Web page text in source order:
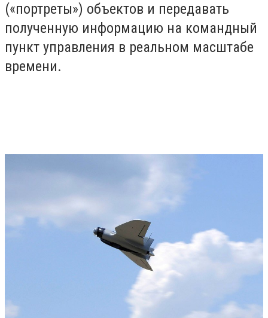
(«портреты») объектов и передавать
полученную информацию на командный
пункт управления в реальном масштабе
времени.